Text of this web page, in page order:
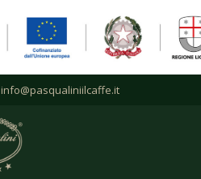
info@pasqualiniilcaffe.it